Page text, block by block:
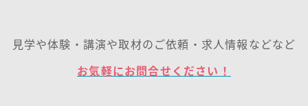
見学や体験・講演や取材のご依頼・求人情報などなど
お気軽にお問合せください！